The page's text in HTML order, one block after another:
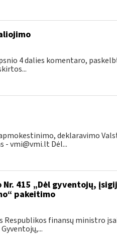
4 dalies komentaro,
deklaravimo
-vmi@vmi.ltDėl...
415 „Dėl gyventojų,
pakeitimo
finansų ministro